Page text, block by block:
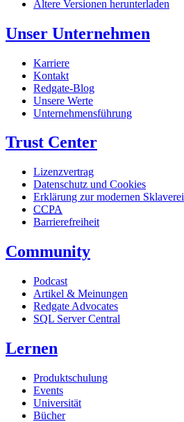
Ältere Versionen herunterladen
Unser Unternehmen
Karriere
Kontakt
Redgate-Blog
Unsere Werte
Unternehmensführung
Trust Center
Lizenzvertrag
Datenschutz und Cookies
Erklärung zur modernen Sklaverei
CCPA
Barrierefreiheit
Community
Podcast
Artikel & Meinungen
Redgate Advocates
SQL Server Central
Lernen
Produktschulung
Events
Universität
Bücher